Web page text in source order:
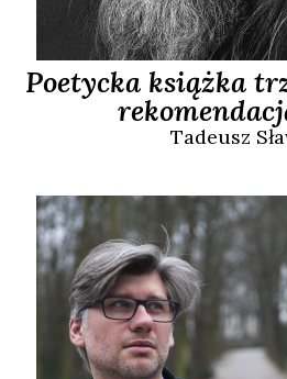
Poetycka książka
Tadeusz